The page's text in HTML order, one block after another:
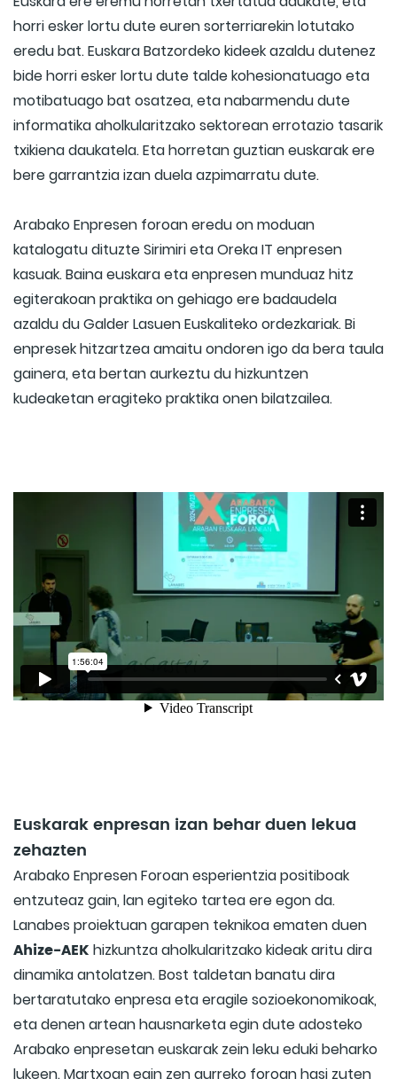
horri esker lortu dute euren sorterriarekin lotutako
eredu bat. Euskara Batzordeko kideek azaldu dutenez
bide horri esker lortu dute talde kohesionatuago eta
motibatuago bat osatzea, eta nabarmendu dute
informatika aholkularitzako sektorean errotazio tasarik
txikiena daukatela. Eta horretan guztian euskarak ere
bere garrantzia izan duela azpimarratu dute.
Arabako Enpresen foroan eredu on moduan
katalogatu dituzte Sirimiri eta Oreka IT enpresen
kasuak. Baina euskara eta enpresen munduaz hitz
egiterakoan praktika on gehiago ere badaudela
azaldu du Galder Lasuen Euskaliteko ordezkariak. Bi
enpresek hitzartzea amaitu ondoren igo da bera taula
gainera, eta bertan aurkeztu du hizkuntzen
kudeaketan eragiteko praktika onen bilatzailea.
Euskarak enpresan izan behar duen lekua
zehazten
Arabako Enpresen Foroan esperientzia positiboak
entzuteaz gain, lan egiteko tartea ere egon da.
Lanabes proiektuan garapen teknikoa ematen duen
Ahize-AEK hizkuntza aholkularitzako kideak aritu dira
dinamika antolatzen. Bost taldetan banatu dira
bertaratutako enpresa eta eragile sozioekonomikoak,
eta denen artean hausnarketa egin dute adosteko
Arabako enpresetan euskarak zein leku eduki beharko
lukeen. Martxoan egin zen aurreko foroan hasi zuten